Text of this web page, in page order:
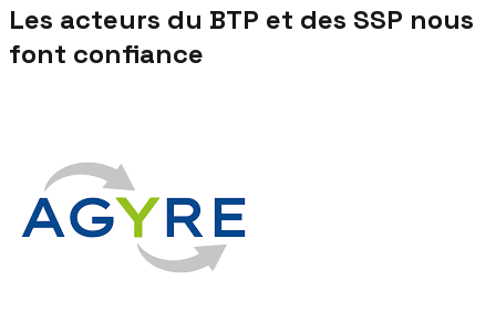
Les acteurs du BTP et des SSP nous
font confiance